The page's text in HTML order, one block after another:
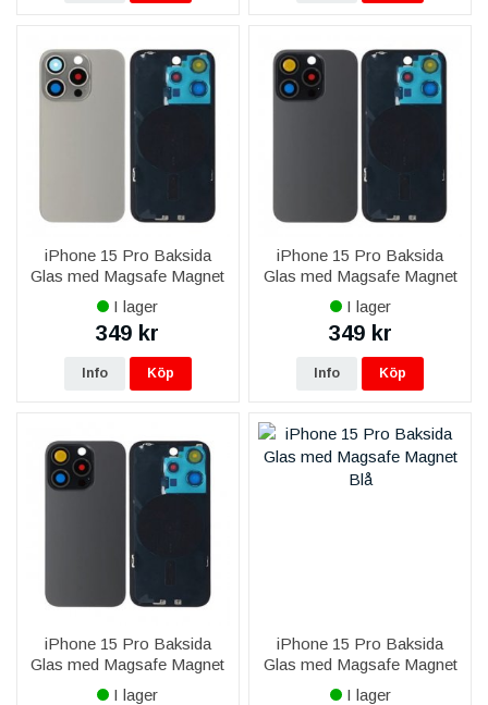
iPhone 15 Pro Baksida
Glas med Magsafe Magnet
- Grå
I lager
349 kr
Info Köp
iPhone 15 Pro Baksida
Glas med Magsafe Magnet
- Svart
I lager
349 kr
Info Köp
iPhone 15 Pro Baksida
Glas med Magsafe Magnet
- Svart
I lager
iPhone 15 Pro Baksida
Glas med Magsafe Magnet
- Blå
I lager